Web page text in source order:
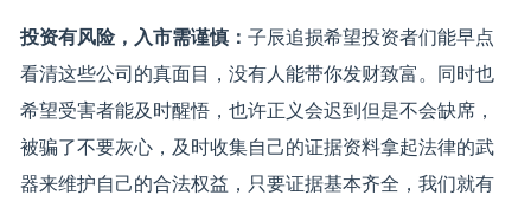
投资有风险，入市需谨慎： 子辰追损希望投资者们能早点
看清这些公司的真面目，没有人能带你发财致富。同时也
希望受害者能及时醒悟，也许正义会迟到但是不会缺席，
被骗了不要灰心，及时收集自己的证据资料拿起法律的武
器来维护自己的合法权益，只要证据基本齐全，我们就有